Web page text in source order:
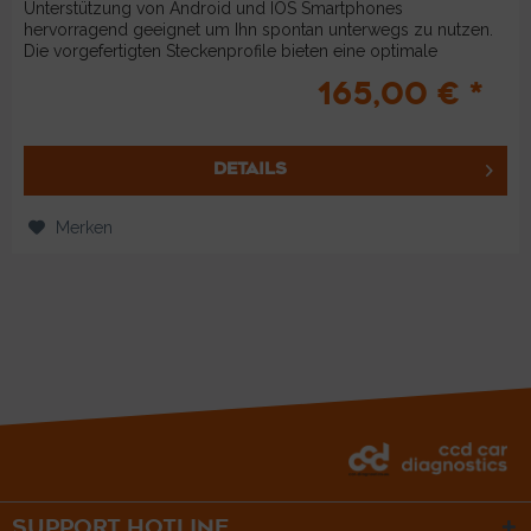
Unterstützung von Android und IOS Smartphones
hervorragend geeignet um Ihn spontan unterwegs zu nutzen.
Die vorgefertigten Steckenprofile bieten eine optimale
165,00 € *
DETAILS
Merken